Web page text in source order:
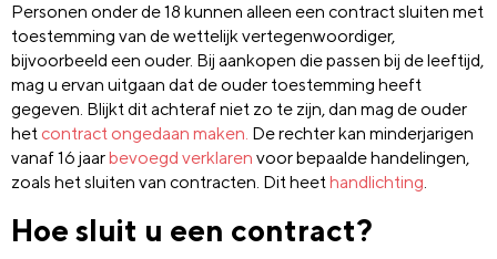
Personen onder de 18 kunnen alleen een contract sluiten met
toestemming van de wettelijk vertegenwoordiger,
bijvoorbeeld een ouder. Bij aankopen die passen bij de leeftijd,
mag u ervan uitgaan dat de ouder toestemming heeft
gegeven. Blijkt dit achteraf niet zo te zijn, dan mag de ouder
het contract ongedaan maken. De rechter kan minderjarigen
vanaf 16 jaarbevoegd verklaren voor bepaalde handelingen,
zoals het sluiten van contracten. Dit heethandlichting.
Hoe sluit u een contract?